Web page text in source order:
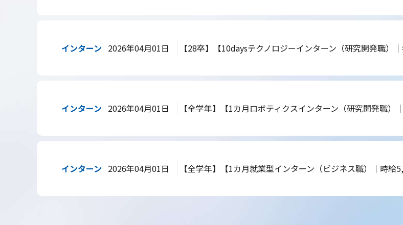
インターン 2026年04月01日 【28卒】【10daysテクノロジーインターン（研究開発職）
インターン 2026年04月01日 【全学年】【1カ月ロボティクスインターン（研究開発職）
インターン 2026年04月01日 【全学年】【1カ月就業型インターン（ビジネス職）｜時給